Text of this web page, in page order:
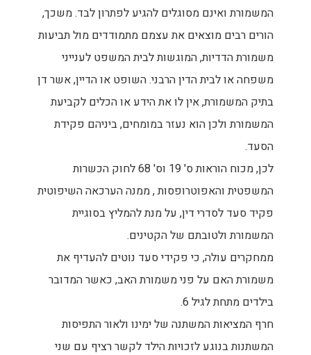
המשמורת ואינם מסוגלים להגיע לפתרון לבד. משכך,
הורים רבים מוצאים את עצמם מתמודדים מול תביעות
משמורת הדדיות, המוגשות לבית המשפט לענייני
משפחה או לבית הדין הרבני. השופט או הדיין, אשר דן
בתיק המשמורת, אין לו את הידע או הכלים לקביעת
המשמורת ולכן הוא נעזר במומחים, ביניהם פקידת
הסעד.
לכן, מכוח הוראות ס' 19 וס' 68 לחוק הכשרות
המשפטית והאפוטרופסות , ממנה הערכאה השיפוטית
פקיד סעד לסדרי דין, על מנת להמליץ בסוגיית
המשמורת ולטובתם של הקטינים.
ממחקרים עולה, כי פקידי סעד נוטים להעדיף את
משמורת האם על פני משמורת האב, כאשר המדובר
בילדים מתחת לגיל 6.
חרף המציאות המשתנה של ימינו ולאור התפיסות
המשתנות בנוגע לזכויות הילד לקשר רציף עם שני